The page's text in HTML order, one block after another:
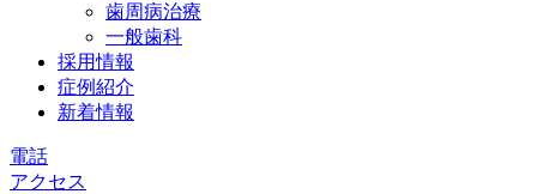
歯周病治療
一般歯科
採用情報
症例紹介
新着情報
電話
アクセス